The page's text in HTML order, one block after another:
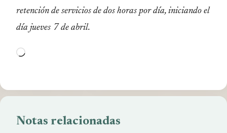
retención de servicios de dos horas por día, iniciando el
día jueves 7 de abril.
Cargando...
Notas relacionadas